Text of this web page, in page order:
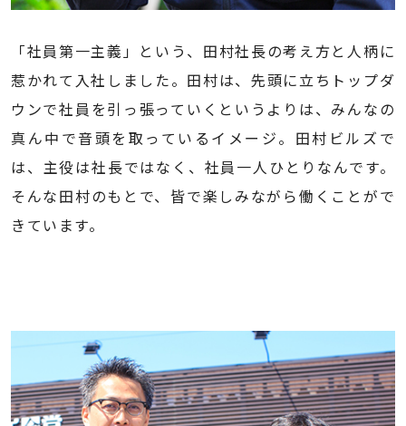
「社員第一主義」という、田村社長の考え方と人柄に
惹かれて入社しました。田村は、先頭に立ちトップダ
ウンで社員を引っ張っていくというよりは、みんなの
真ん中で音頭を取っているイメージ。田村ビルズで
は、主役は社長ではなく、社員一人ひとりなんです。
そんな田村のもとで、皆で楽しみながら働くことがで
きています。